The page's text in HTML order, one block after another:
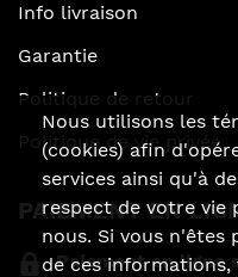
Info livraison
Garantie
Politique de retour
Politique de vie privée
PAIEMENT EN
Paiement en ligne
Nous utilisons les
(cookies) afin
services ainsi qu'à
respect de votre vie
nous. Si vous n'êtes
de ces